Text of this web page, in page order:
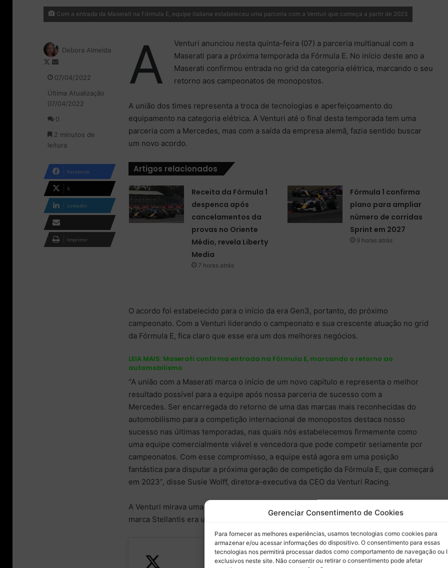
Gerenciar Consentimento de Cookies
Para fornecer as melhores experiências, usamos tecnologias como cookies para
armazenar e/ou acessar informações do dispositivo. O consentimento para essas
tecnologias nos permitirá processar dados como comportamento de navegação ou
exclusivos neste site. Não consentir ou retirar o consentimento pode afetar
Com a entrada da Maserati na Fórmula E, equipe italiana estabeleceu uma parceria com a Venturi que começa a partir de 2023
A
Venturi anunciou nesta quinta-feira (07) a parceria multianual com a
Maserati para a próxima temporada da Fórmula E. No início deste ano a
Maserati confirmou entrada no grid da categoria elétrica, marcando o seu
retorno aos campeonatos de monopostos.
A união dos times representa a troca de tecnologias e aperfeiçoamento do
equipamento na categoria elétrica. A Venturi até o final desta temporada tem uma
parceria com a Mercedes, mas com a saída da empresa alemã, fazia sentido buscar
um novo acordo.
Artigos relacionados
Receita da Fórmula 1
despenca após
cancelamentos da
provas no Oriente
Médio, revela Liberty
Media
7 horas atrás
Fórmula 1 confirma
plano para ampliar
número de corridas
Sprint em 2027
9 horas atrás
O acordo foi estabelecido para o início da era Gen3, portanto, do próximo
campeonato. Com a Venturi liderando o campeonato e sua crescente atuação no grid
da Fórmula E, fica claro que esse era um dos melhores negócios.
LEIA MAIS: Maserati confirma entrada na Fórmula E, marcando o retorno ao
automobilismo
“A união com a Maserati marca o início de um novo capítulo e representa o melhor
resultado possível para a equipe após nossa parceria de sucesso com a
Mercedes. Ser encarregada do retorno de uma das marcas mais reconhecidas do
automobilismo para a competição internacional de monopostos destaca nosso
sucesso nas últimas temporadas, nas quais nós estabelecemos firmemente como
uma equipe comercialmente viável e vencedora que pode competir seriamente por
campeonatos. Com esse compromisso, a equipe está agora em uma posição
fantástica para disputar a próxima geração de competição da Fórmula E, que começará
em 2023”, disse Susie Wolff, diretora-executiva da CEO da Venturi Racing.
A Venturi mirava uma nova parceria e correr ao lado de uma marca que faz parte da
marca Stellantis era um alvo do time.
Debora Almeida
F
l
o
n
X
d
e
e
-
i
l
07/04/2022
Última Atualização
07/04/2022
0
2 minutos de
leitura
Facebook
X
Linkedin
Compartilhar via e-
mail
Imprimir